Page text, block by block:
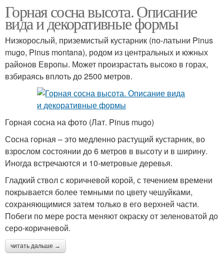
Горная сосна высота. Описание
вида и декоративные формы
Низкорослый, приземистый кустарник (по-латыни Pinus
mugo, Pinus montana), родом из центральных и южных
районов Европы. Может произрастать высоко в горах,
взбираясь вплоть до 2500 метров.
Горная сосна на фото (Лат. Pinus mugo)
Сосна горная – это медленно растущий кустарник, во
взрослом состоянии до 6 метров в высоту и в ширину.
Иногда встречаются и 10-метровые деревья.
Гладкий ствол с коричневой корой, с течением времени
покрывается более темными по цвету чешуйками,
сохраняющимися затем только в его верхней части.
Побеги по мере роста меняют окраску от зеленоватой до
серо-коричневой.
читать дальше →